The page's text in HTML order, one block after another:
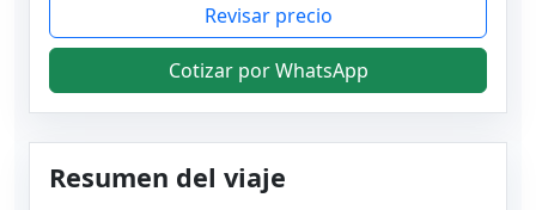
Resumen del viaje
Revisar precio
Cotizar por WhatsApp